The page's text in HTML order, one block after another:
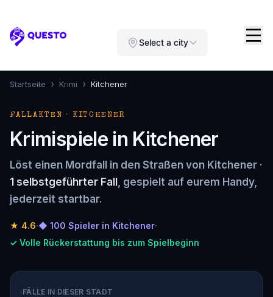
Questo Select a city
Startseite › Krimi › Kitchener
FALLAKTEN · KITCHENER
Krimispiele in Kitchener
Löst einen Mordfall in den Straßen von Kitchener ·
1 selbstgeführter Fall , gespielt auf eurem Handy,
jederzeit startbar.
★ 4.6·◆ 100 Spieler in Kitchener·
✓ Volle Rückerstattung bis zum Spielbeginn
FÄLLE IN DIESER STADT